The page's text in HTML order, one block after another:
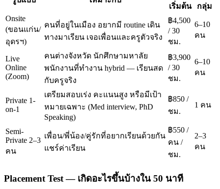
เริ่มต้น
กลุ่ม
Onsite
(ขอนแก่น/
อุดรฯ)
คนที่อยู่ในเมือง อยากมี routine เดิน
ทางมาเรียน เจอเพื่อนและครูตัวจริง
฿4,500
/ 30
ชม.
6–10
คน
Live
Online
(Zoom)
คนต่างจังหวัด นักศึกษามหาลัย
พนักงานที่ทำงาน hybrid — เรียนสด
กับครูจริง
฿3,900
/ 30
ชม.
6–10
คน
Private 1-
on-1
เตรียมสอบเร่ง คะแนนสูง หรือมีเป้า
หมายเฉพาะ (Med interview, PhD
Speaking)
฿850 /
ชม.
1 คน
Semi-
Private 2–3
คน
เพื่อน/พี่น้อง/คู่รักที่อยากเรียนด้วยกัน
แชร์ค่าเรียน
฿550 /
คน /
ชม.
2–3
คน
Placement Test — เกิดอะไรขึ้นบ้างใน 50 นาที